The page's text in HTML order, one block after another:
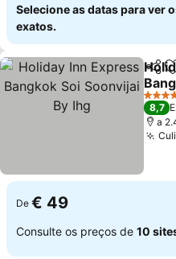
Selecione as datas para ver
exatos.
Ihg
4
8,7
a
De € 49
Consulte os preços de 10